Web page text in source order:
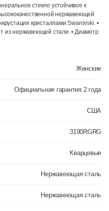
стекло устойчивое к
нержавеющей
кристаллами Swarovski. •
из нержавеющей стали. • Диаметр
Женские
Официальная гарантия 2 года
США
3190RGRG
Кварцевые
Нержавеющая сталь
Нержавеющая сталь